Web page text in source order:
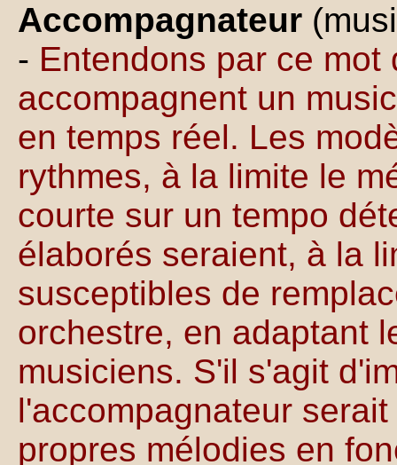
Accompagnateur
- Entendons par ce
accompagnent un
en temps réel. Les
rythmes, à la limite le
courte sur un tempo
élaborés seraient, à la
susceptibles de
orchestre, en adaptant
musiciens. S'il s'agit
l'accompagnateur
propres mélodies en